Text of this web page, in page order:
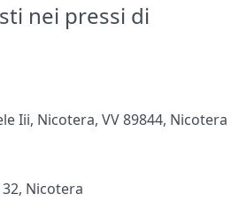
nei pressi di
Iii, Nicotera, VV 89844, Nicotera
Nicotera